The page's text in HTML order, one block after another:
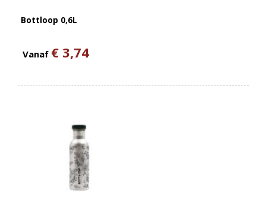
Bottloop 0,6L
Vanaf € 3,74